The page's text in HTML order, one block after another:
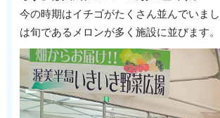
今の時期はイチゴがたくさん並んでいま
は旬であるメロンが多く施設に並びます。